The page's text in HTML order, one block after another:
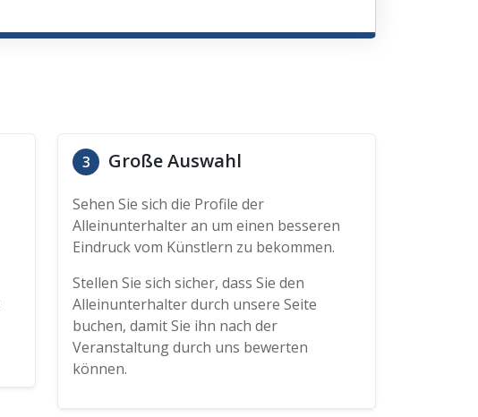
3 Große Auswahl
Sehen Sie sich die Profile der
Alleinunterhalter an um einen besseren
Eindruck vom Künstlern zu bekommen.
Stellen Sie sich sicher, dass Sie den
Alleinunterhalter durch unsere Seite
buchen, damit Sie ihn nach der
Veranstaltung durch uns bewerten
können.